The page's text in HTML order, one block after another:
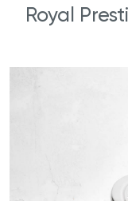
Royal